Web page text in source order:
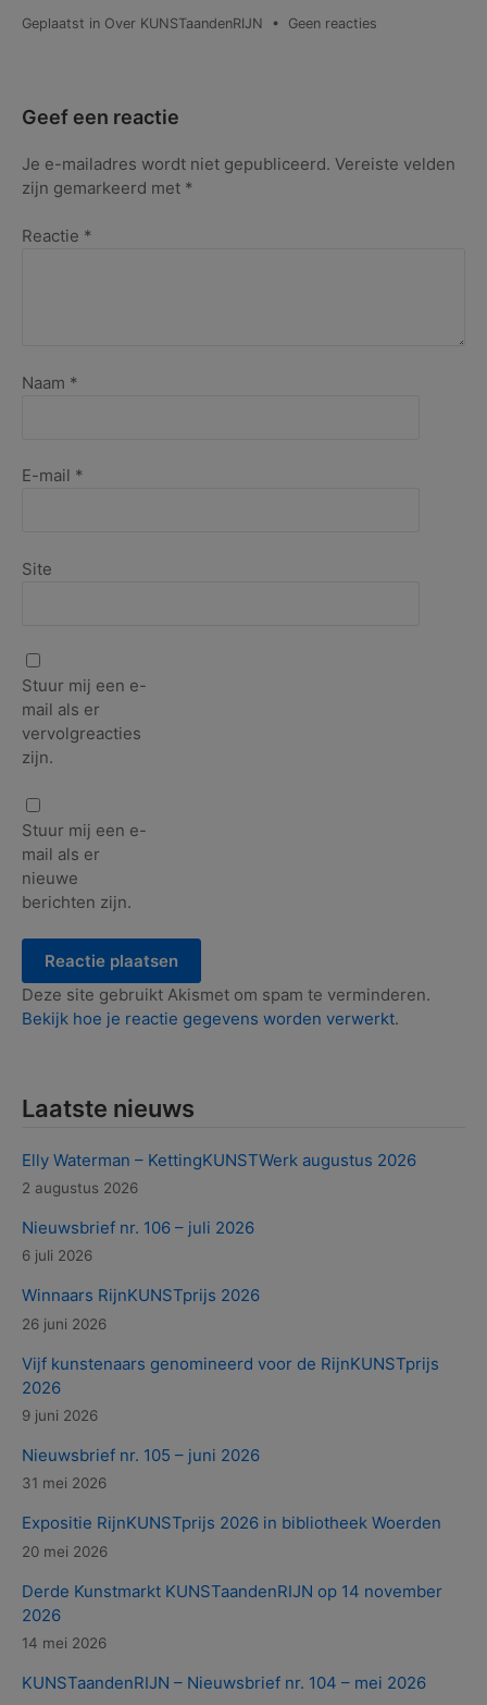
Geplaatst in Over KUNSTaandenRIJN • Geen reacties
Geef een reactie
Je e-mailadres wordt niet gepubliceerd. Vereiste velden
zijn gemarkeerd met *
Reactie *
Naam *
E-mail *
Site
Stuur mij een e-
mail als er
vervolgreacties
zijn.
Stuur mij een e-
mail als er
nieuwe
berichten zijn.
Deze site gebruikt Akismet om spam te verminderen.
Bekijk hoe je reactie gegevens worden verwerkt.
Laatste nieuws
Elly Waterman – KettingKUNSTWerk augustus 2026
2 augustus 2026
Nieuwsbrief nr. 106 – juli 2026
6 juli 2026
Winnaars RijnKUNSTprijs 2026
26 juni 2026
Vijf kunstenaars genomineerd voor de RijnKUNSTprijs
2026
9 juni 2026
Nieuwsbrief nr. 105 – juni 2026
31 mei 2026
Expositie RijnKUNSTprijs 2026 in bibliotheek Woerden
20 mei 2026
Derde Kunstmarkt KUNSTaandenRIJN op 14 november
2026
14 mei 2026
KUNSTaandenRIJN – Nieuwsbrief nr. 104 – mei 2026